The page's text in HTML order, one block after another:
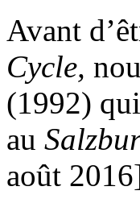
Avant
Cycle,
(1992)
au
août